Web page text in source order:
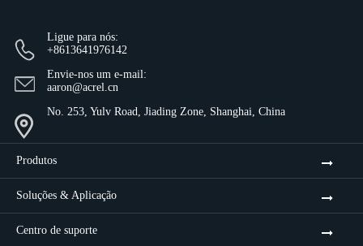
Ligue para nós:
+8613641976142
Envie-nos um e-mail:
aaron@acrel.cn
No. 253, Yulv Road, Jiading Zone, Shanghai, China
Produtos
Soluções & Aplicação
Centro de suporte